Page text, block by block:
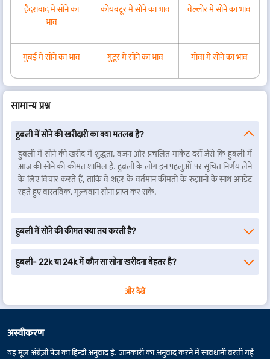
हैदराबाद में सोने का
भाव
कोयंबटूर में सोने का भाव वेल्लोर में सोने का भाव
मुंबई में सोने का भाव गुंटूर में सोने का भाव गोवा में सोने का भाव
सामान्य प्रश्न
हुबली में सोने की खरीदारी का क्या मतलब है?
हुबली में सोने की खरीद में शुद्धता, वज़न और प्रचलित मार्केट दरों जैसे कि हुबली में
आज की सोने की कीमत शामिल हैं. हुबली के लोग इन पहलुओं पर सूचित निर्णय लेने
के लिए विचार करते हैं, ताकि वे शहर के वर्तमान कीमतों के रुझानों के साथ अपडेट
रहते हुए वास्तविक, मूल्यवान सोना प्राप्त कर सके.
हुबली में सोने की कीमत क्या तय करती है?
हुबली- 22k या 24k में कौन सा सोना खरीदना बेहतर है?
और देखें
अस्वीकरण
यह मूल अंग्रेज़ी पेज का हिन्दी अनुवाद है. जानकारी का अनुवाद करने में सावधानी बरती गई